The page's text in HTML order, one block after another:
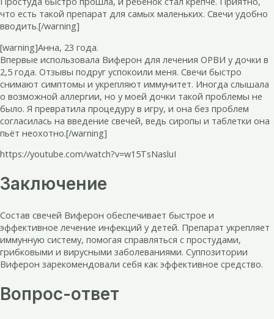
что есть такой препарат для самых маленьких. Свечи удобно
вводить.[/warning]
[warning]Анна, 23 года.
Впервые использовала Виферон для лечения ОРВИ у дочки в
2,5 года. Отзывы подруг успокоили меня. Свечи быстро
снимают симптомы и укрепляют иммунитет. Иногда слышала
о возможной аллергии, но у моей дочки такой проблемы не
было. Я превратила процедуру в игру, и она без проблем
согласилась на введение свечей, ведь сиропы и таблетки она
пьёт неохотно.[/warning]
https://youtube.com/watch?v=w15TsNasluI
Заключение
Состав свечей Виферон обеспечивает быстрое и
эффективное лечение инфекций у детей. Препарат укрепляет
иммунную систему, помогая справляться с простудами,
грибковыми и вирусными заболеваниями. Суппозитории
Виферон зарекомендовали себя как эффективное средство.
Вопрос-ответ